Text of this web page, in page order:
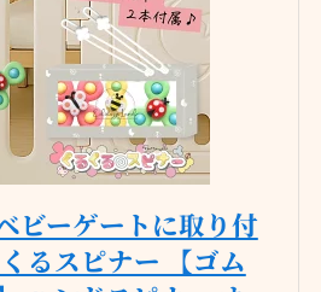
ビーゲートに取り付
るスピナー 【ゴム